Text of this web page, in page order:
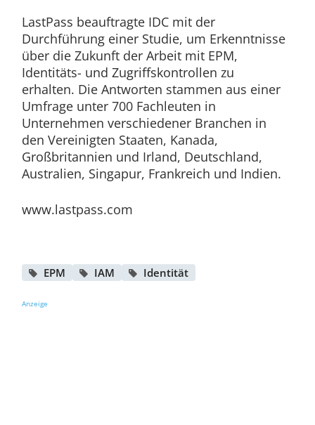
LastPass beauftragte IDC mit der
Durchführung einer Studie, um Erkenntnisse
über die Zukunft der Arbeit mit EPM,
Identitäts- und Zugriffskontrollen zu
erhalten. Die Antworten stammen aus einer
Umfrage unter 700 Fachleuten in
Unternehmen verschiedener Branchen in
den Vereinigten Staaten, Kanada,
Großbritannien und Irland, Deutschland,
Australien, Singapur, Frankreich und Indien.
www.lastpass.com
EPM IAM Identität
Anzeige